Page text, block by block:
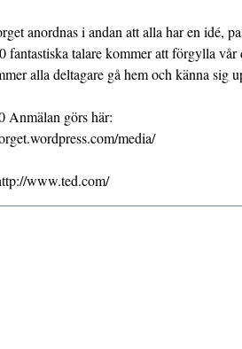
anordnas i andan att alla har en idé,
fantastiska talare kommer att förgylla vår
alla deltagare gå hem och känna sig
Anmälan görs här:
media/
www.ted.com/